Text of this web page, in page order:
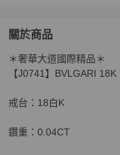
關於商品
關於BVLGARI 18K 白
＊奢華大道國際精品＊
【J0741】BVLGARI
戒台：18白K
鑽重：0.04CT